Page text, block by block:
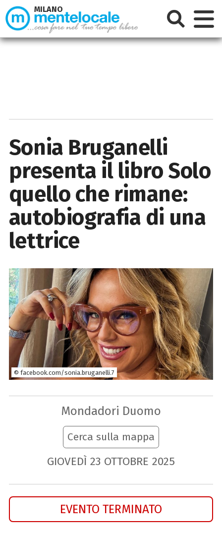
Sonia Bruganelli
presenta il libro Solo
quello che rimane:
autobiografia di una
lettrice
© facebook.com/sonia.bruganelli.7
Mondadori Duomo
Cerca sulla mappa
GIOVEDÌ 23 OTTOBRE 2025
EVENTO TERMINATO
MILANO